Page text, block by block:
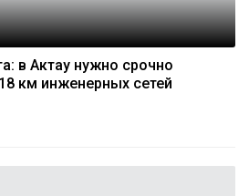
в Актау нужно срочно
км инженерных сетей